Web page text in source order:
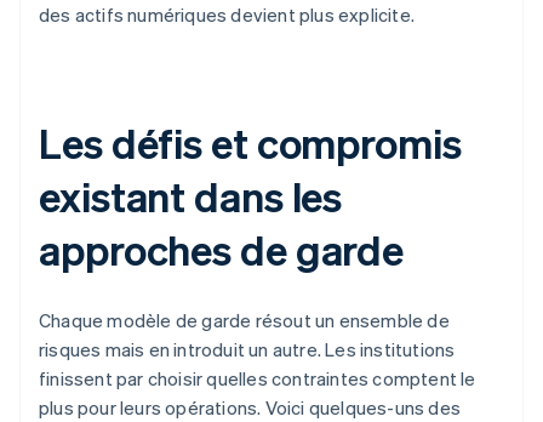
des actifs numériques devient plus explicite.
Les défis et compromis
existant dans les
approches de garde
Chaque modèle de garde résout un ensemble de
risques mais en introduit un autre. Les institutions
finissent par choisir quelles contraintes comptent le
plus pour leurs opérations. Voici quelques-uns des